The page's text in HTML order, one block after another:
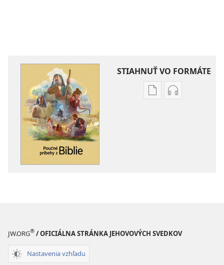
STIAHNUŤ VO FORMÁTE
MožnostiMožnosti
JW.ORG® / OFICIÁLNA STRÁNKA JEHOVOVÝCH SVEDKOV
Nastavenia vzhľadu